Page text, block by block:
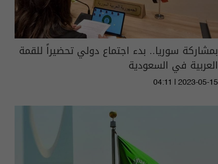
بمشاركة سوريا.. بدء اجتماع دولي تحضيراً للقمة
العربية في السعودية
04:11 | 2023-05-15